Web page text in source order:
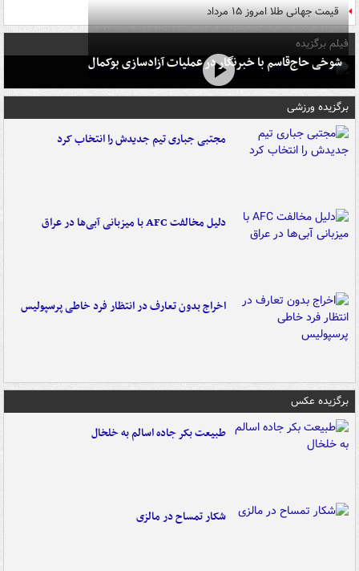
قیمت جهانی طلا امروز ۱۵ مرداد
فیلم برگزیده
شوخی حاج‌قاسم با خبرنگار در عملیات آزادسازی بوکمال
برگزیده ورزشی
مجتبی جباری تیم جدیدش را انتخاب کرد
دلیل مخالفت AFC با میزبانی آبی‌ها در عراق
اخراج بدون تعارف در انتظار فرد خاطی پرسپولیس
برگزیده عکس
طبیعت بکر جاده اسالم به خلخال
شکار تمساح در مالزی